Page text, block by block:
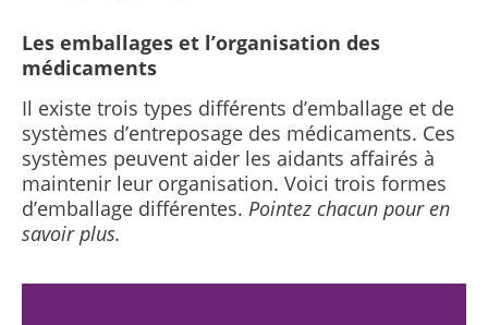
Les emballages et l’organisation des
médicaments
Il existe trois types différents d’emballage et de
systèmes d’entreposage des médicaments. Ces
systèmes peuvent aider les aidants affairés à
maintenir leur organisation. Voici trois formes
d’emballage différentes. Pointez chacun pour en
savoir plus.